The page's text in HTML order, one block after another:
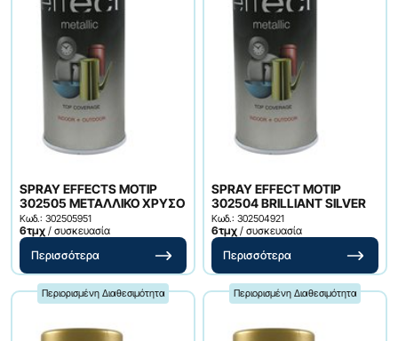
SPRAY EFFECTS MOTIP
302505 ΜΕΤΑΛΛΙΚΟ ΧΡΥΣΟ
Κωδ.: 302505951
6τμχ / συσκευασία
Περισσότερα
SPRAY EFFECT MOTIP
302504 BRILLIANT SILVER
Κωδ.: 302504921
6τμχ / συσκευασία
Περισσότερα
Περιορισμένη Διαθεσιμότητα Περιορισμένη Διαθεσιμότητα